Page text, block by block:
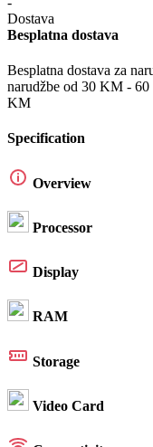
Besplatna dostava
Besplatna dostava za
narudžbe od 30 KM -
KM
Specification
Overview
Processor
Display
RAM
Storage
Video Card